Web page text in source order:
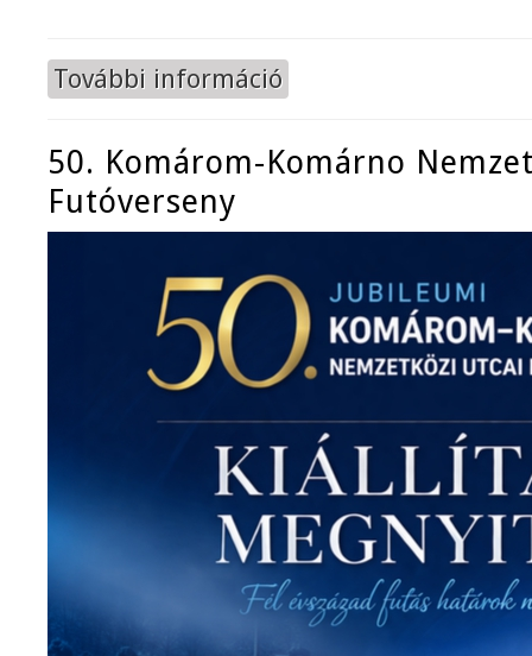
További információ
50. Komárom-Komárno
Futóverseny